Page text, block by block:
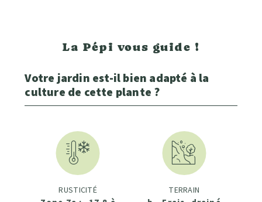
La Pépi vous guide !
Votre jardin est-il bien adapté à la
culture de cette plante ?
RUSTICITÉ TERRAIN